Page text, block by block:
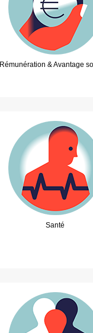
Rémunération & Avantage
Santé